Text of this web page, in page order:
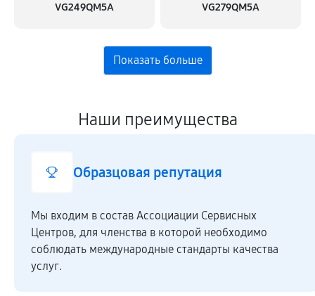
VG249QM5A
VG279QM5A
Наши преимущества
Образцовая репутация
Мы входим в состав Ассоциации Сервисных
Центров, для членства в которой необходимо
соблюдать международные стандарты качества
услуг.